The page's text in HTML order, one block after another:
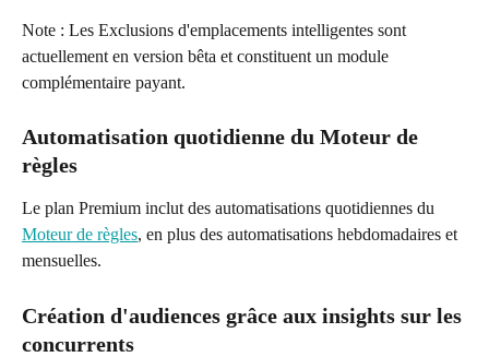
Note : Les Exclusions d'emplacements intelligentes sont
actuellement en version bêta et constituent un module
complémentaire payant.
Automatisation quotidienne du Moteur de
règles
Le plan Premium inclut des automatisations quotidiennes du
Moteur de règles, en plus des automatisations hebdomadaires et
mensuelles.
Création d'audiences grâce aux insights sur les
concurrents